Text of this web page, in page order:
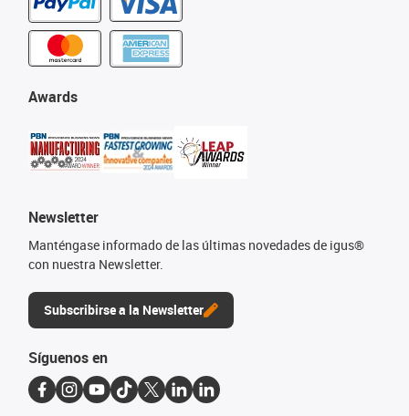
Awards
Newsletter
Manténgase informado de las últimas novedades de igus®
con nuestra Newsletter.
Subscribirse a la Newsletter
Síguenos en